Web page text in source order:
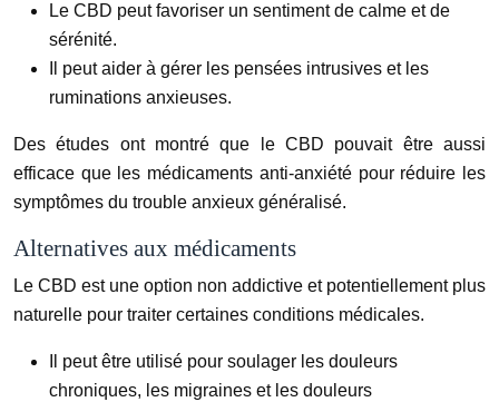
Le CBD peut favoriser un sentiment de calme et de
sérénité.
Il peut aider à gérer les pensées intrusives et les
ruminations anxieuses.
Des études ont montré que le CBD pouvait être aussi
efficace que les médicaments anti-anxiété pour réduire les
symptômes du trouble anxieux généralisé.
Alternatives aux médicaments
Le CBD est une option non addictive et potentiellement plus
naturelle pour traiter certaines conditions médicales.
Il peut être utilisé pour soulager les douleurs
chroniques, les migraines et les douleurs